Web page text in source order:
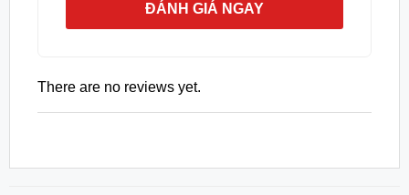
ĐÁNH GIÁ NGAY
There are no reviews yet.